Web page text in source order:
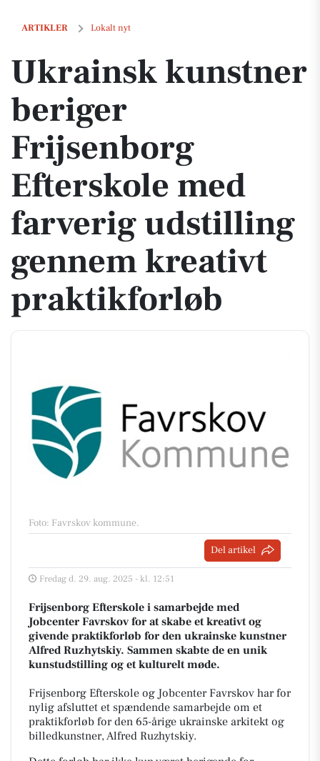
ARTIKLER Lokalt nyt
Ukrainsk kunstner beriger Frijsenborg Efterskole med farverig
Ukrainsk kunstner
beriger
Frijsenborg
Efterskole med
farverig udstilling
gennem kreativt
praktikforløb
Foto: Favrskov kommune.
Del artikel
Fredag d. 29. aug. 2025 - kl. 12:51
Frijsenborg Efterskole i samarbejde med
Jobcenter Favrskov for at skabe et kreativt og
givende praktikforløb for den ukrainske kunstner
Alfred Ruzhytskiy. Sammen skabte de en unik
kunstudstilling og et kulturelt møde.
Frijsenborg Efterskole og Jobcenter Favrskov har for
nylig afsluttet et spændende samarbejde om et
praktikforløb for den 65-årige ukrainske arkitekt og
billedkunstner, Alfred Ruzhytskiy.